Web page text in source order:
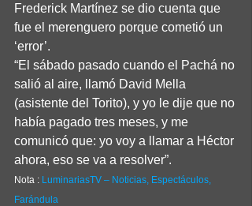
Frederick Martínez se dio cuenta que
fue el merenguero porque cometió un
‘error’.
“El sábado pasado cuando el Pachá no
salió al aire, llamó David Mella
(asistente del Torito), y yo le dije que no
había pagado tres meses, y me
comunicó que: yo voy a llamar a Héctor
ahora, eso se va a resolver”.
Nota : LuminariasTV – Noticias, Espectáculos,
Farándula